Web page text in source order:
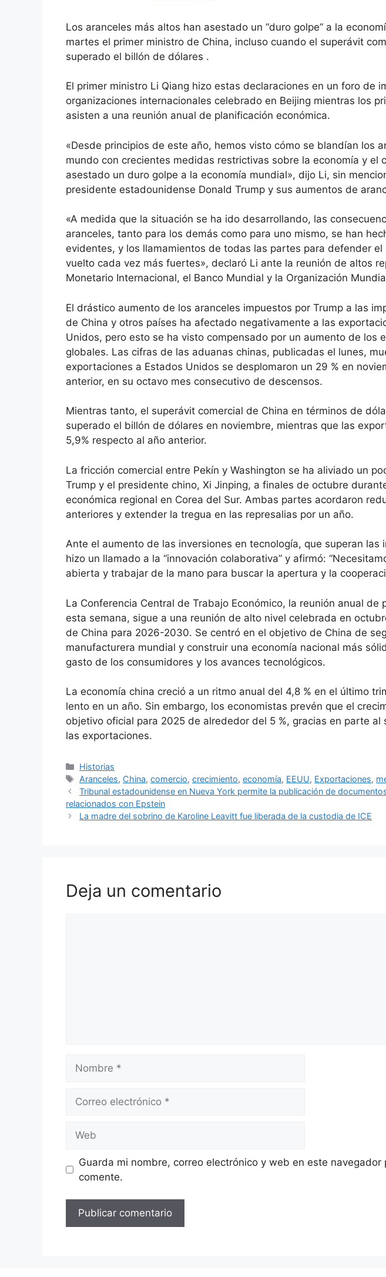
Los aranceles más altos han asestado un “duro golpe” a la
martes el primer ministro de China, incluso cuando el superávit
superado el billón de dólares .
El primer ministro Li Qiang hizo estas declaraciones en un foro de
organizaciones internacionales celebrado en Beijing mientras los
asisten a una reunión anual de planificación económica.
«Desde principios de este año, hemos visto cómo se blandían los
mundo con crecientes medidas restrictivas sobre la economía y el
asestado un duro golpe a la economía mundial», dijo Li, sin
presidente estadounidense Donald Trump y sus aumentos de
«A medida que la situación se ha ido desarrollando, las
aranceles, tanto para los demás como para uno mismo, se han
evidentes, y los llamamientos de todas las partes para defender el
vuelto cada vez más fuertes», declaró Li ante la reunión de altos
Monetario Internacional, el Banco Mundial y la Organización
El drástico aumento de los aranceles impuestos por Trump a las
de China y otros países ha afectado negativamente a las
Unidos, pero esto se ha visto compensado por un aumento de los
globales. Las cifras de las aduanas chinas, publicadas el lunes,
exportaciones a Estados Unidos se desplomaron un 29 % en
anterior, en su octavo mes consecutivo de descensos.
Mientras tanto, el superávit comercial de China en términos de
superado el billón de dólares en noviembre, mientras que las
5,9% respecto al año anterior.
La fricción comercial entre Pekín y Washington se ha aliviado un
Trump y el presidente chino, Xi Jinping, a finales de octubre
económica regional en Corea del Sur. Ambas partes acordaron
anteriores y extender la tregua en las represalias por un año.
Ante el aumento de las inversiones en tecnología, que superan las
hizo un llamado a la “innovación colaborativa” y afirmó:
abierta y trabajar de la mano para buscar la apertura y la
La Conferencia Central de Trabajo Económico, la reunión anual de
esta semana, sigue a una reunión de alto nivel celebrada en
de China para 2026-2030. Se centró en el objetivo de China de
manufacturera mundial y construir una economía nacional más
gasto de los consumidores y los avances tecnológicos.
La economía china creció a un ritmo anual del 4,8 % en el último
lento en un año. Sin embargo, los economistas prevén que el
objetivo oficial para 2025 de alrededor del 5 %, gracias en parte al
las exportaciones.
Categorías
Historias
Etiquetas
Aranceles, China,comercio,crecimiento,economía, EEUU, Exportaciones,
Tribunal estadounidense en Nueva York permite la publicación de
relacionados con Epstein
La madre del sobrino de Karoline Leavitt fue liberada de la custodia de ICE
Deja un comentario
electrónico
Guarda mi nombre, correo electrónico y web en este navegador
comente.